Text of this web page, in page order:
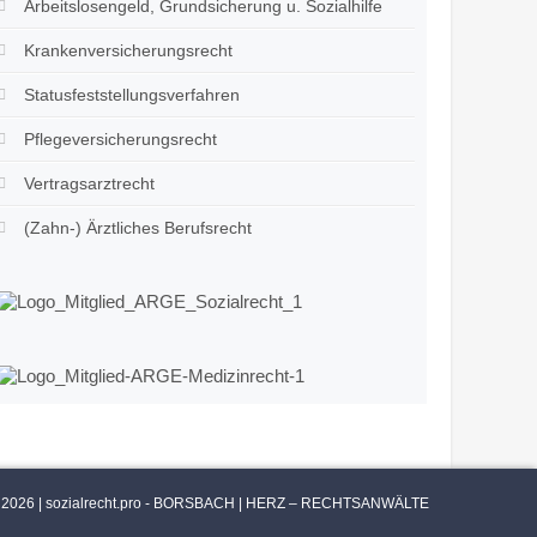
Arbeitslosengeld, Grundsicherung u. Sozialhilfe
Krankenversicherungsrecht
Statusfeststellungsverfahren
Pflegeversicherungsrecht
Vertragsarztrecht
(Zahn-) Ärztliches Berufsrecht
| sozialrecht.pro - BORSBACH | HERZ – RECHTSANWÄLTE